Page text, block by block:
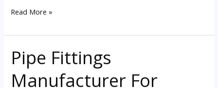
Top
Of
Choosing
A
Metal
Read More »
Pipe Fittings
Manufacturer For